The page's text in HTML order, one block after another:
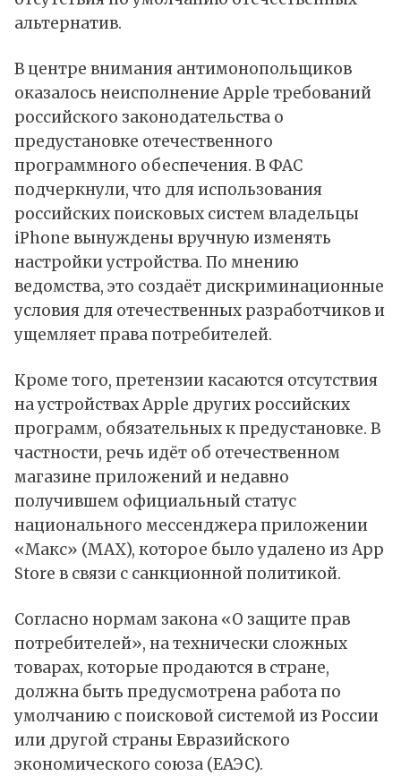
альтернатив.
В центре внимания антимонопольщиков
оказалось неисполнение Apple требований
российского законодательства о
предустановке отечественного
программного обеспечения. В ФАС
подчеркнули, что для использования
российских поисковых систем владельцы
iPhone вынуждены вручную изменять
настройки устройства. По мнению
ведомства, это создаёт дискриминационные
условия для отечественных разработчиков и
ущемляет права потребителей.
Кроме того, претензии касаются отсутствия
на устройствах Apple других российских
программ, обязательных к предустановке. В
частности, речь идёт об отечественном
магазине приложений и недавно
получившем официальный статус
национального мессенджера приложении
«Макс» (MAX), которое было удалено из App
Store в связи с санкционной политикой.
Согласно нормам закона «О защите прав
потребителей», на технически сложных
товарах, которые продаются в стране,
должна быть предусмотрена работа по
умолчанию с поисковой системой из России
или другой страны Евразийского
экономического союза (ЕАЭС).